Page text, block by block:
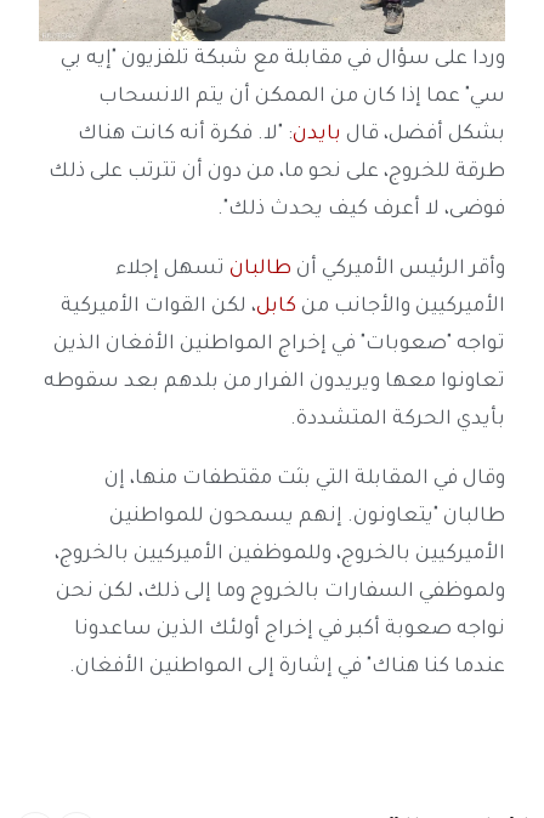
وردا على سؤال في مقابلة مع شبكة تلفزيون "إيه بي
سي" عما إذا كان من الممكن أن يتم الانسحاب
بشكل أفضل، قال بايدن: "لا. فكرة أنه كانت هناك
طرقة للخروج، على نحو ما، من دون أن تترتب على ذلك
فوضى، لا أعرف كيف يحدث ذلك".
وأقر الرئيس الأميركي أن طالبان تسهل إجلاء
الأميركيين والأجانب من كابل، لكن القوات الأميركية
تواجه "صعوبات" في إخراج المواطنين الأفغان الذين
تعاونوا معها ويريدون الفرار من بلدهم بعد سقوطه
بأيدي الحركة المتشددة.
وقال في المقابلة التي بثت مقتطفات منها، إن
طالبان "يتعاونون. إنهم يسمحون للمواطنين
الأميركيين بالخروج، وللموظفين الأميركيين بالخروج،
ولموظفي السفارات بالخروج وما إلى ذلك، لكن نحن
نواجه صعوبة أكبر في إخراج أولئك الذين ساعدونا
عندما كنا هناك" في إشارة إلى المواطنين الأفغان.